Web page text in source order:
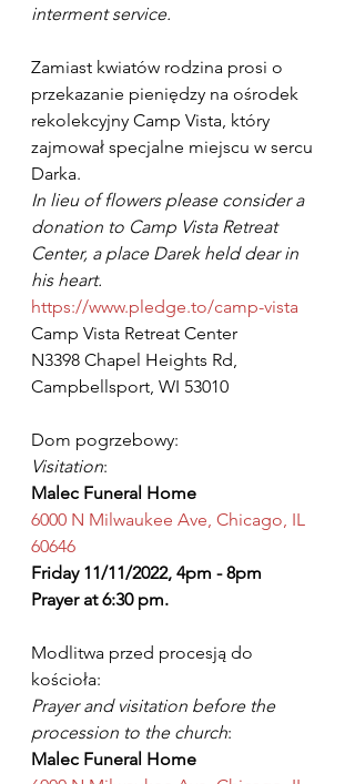
interment service.
Zamiast kwiatów rodzina prosi o
przekazanie pieniędzy na ośrodek
rekolekcyjny Camp Vista, który
zajmował specjalne miejscu w sercu
Darka.
In lieu of flowers please consider a
donation to Camp Vista Retreat
Center, a place Darek held dear in
his heart.
https://www.pledge.to/camp-vista
Camp Vista Retreat Center
N3398 Chapel Heights Rd,
Campbellsport, WI 53010
Dom pogrzebowy:
Visitation:
Malec Funeral Home
6000 N Milwaukee Ave, Chicago, IL
60646
Friday 11/11/2022, 4pm - 8pm
Prayer at 6:30 pm.
Modlitwa przed procesją do
kościoła:
Prayer and visitation before the
procession to the church:
Malec Funeral Home